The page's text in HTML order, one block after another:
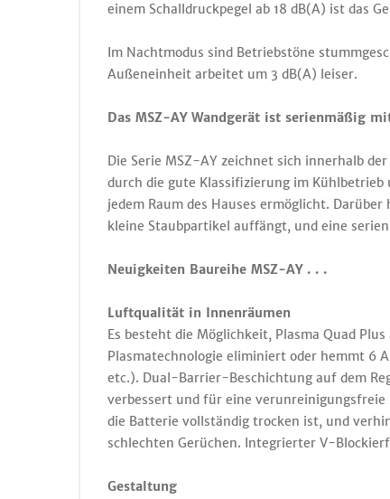
einem Schalldruckpegel ab 18 dB(A) ist das
Im Nachtmodus sind Betriebstöne
Außeneinheit arbeitet um 3 dB(A) leiser.
Das MSZ-AY Wandgerät ist serienmäßig
Die Serie MSZ-AY zeichnet sich innerhalb
durch die gute Klassifizierung im
jedem Raum des Hauses ermöglicht.
kleine Staubpartikel auffängt, und eine
Neuigkeiten Baureihe MSZ-AY . . .
Luftqualität in Innenräumen
Es besteht die Möglichkeit, Plasma Quad
Plasmatechnologie eliminiert oder hemmt 6
etc.). Dual-Barrier-Beschichtung auf dem
verbessert und für eine verunreinigungsfreie
die Batterie vollständig trocken ist, und
schlechten Gerüchen. Integrierter V-
Gestaltung